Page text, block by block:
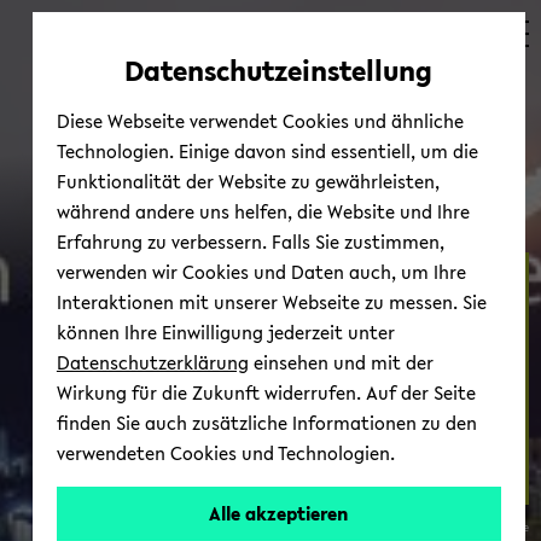
Automatische
vermeiden
zum
wechseln
zum
wechseln
zum
wechseln
Per­so­nen
Krimstadt
© Fa­kul­tät für So­zio­lo­gie
Datenschutzeinstellung
Diese Webseite verwendet Cookies und ähnliche
Technologien. Einige davon sind essentiell, um die
Funktionalität der Website zu gewährleisten,
während andere uns helfen, die Website und Ihre
Erfahrung zu verbessern. Falls Sie zustimmen,
verwenden wir Cookies und Daten auch, um Ihre
Interaktionen mit unserer Webseite zu messen. Sie
können Ihre Einwilligung jederzeit unter
Datenschutzerklärung einsehen und mit der
Wirkung für die Zukunft widerrufen. Auf der Seite
finden Sie auch zusätzliche Informationen zu den
verwendeten Cookies und Technologien.
Alle akzeptieren